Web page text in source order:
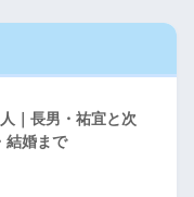
｜長男・祐宜と次
結婚まで